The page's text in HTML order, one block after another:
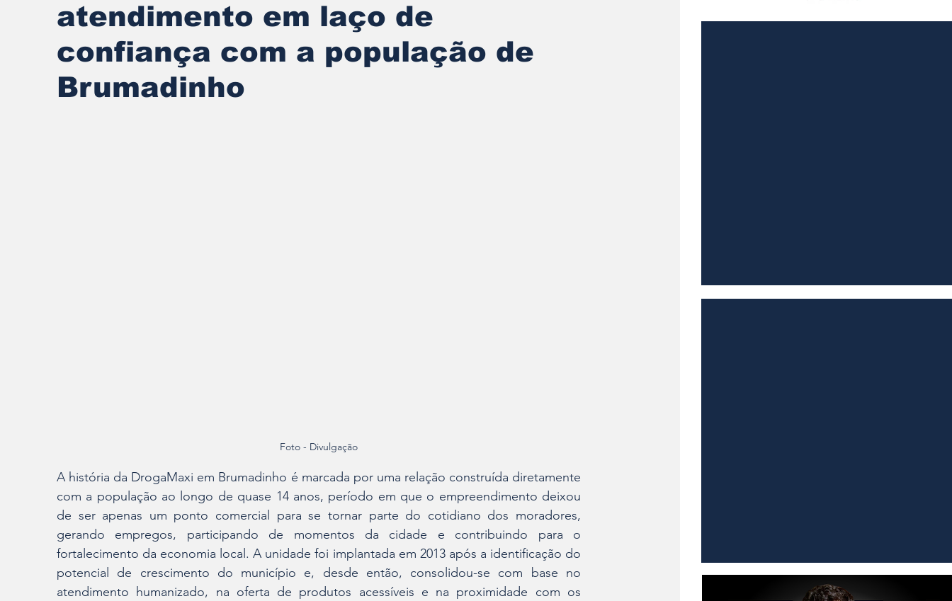
atendimento em laço de
confiança com a população de
Brumadinho
Foto - Divulgação
A história da DrogaMaxi em Brumadinho é marcada por uma relação construída diretamente
com a população ao longo de quase 14 anos, período em que o empreendimento deixou
de ser apenas um ponto comercial para se tornar parte do cotidiano dos moradores,
gerando empregos, participando de momentos da cidade e contribuindo para o
fortalecimento da economia local. A unidade foi implantada em 2013 após a identificação do
potencial de crescimento do município e, desde então, consolidou-se com base no
atendimento humanizado, na oferta de produtos acessíveis e na proximidade com os